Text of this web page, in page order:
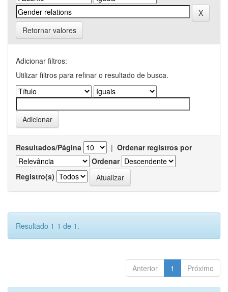
Retornar valores
Adicionar filtros:
Utilizar filtros para refinar o resultado de busca.
Resultados/Página | Ordenar registros por
Ordenar
Registro(s)
Resultado 1-1 de 1.
Anterior 1 Próximo